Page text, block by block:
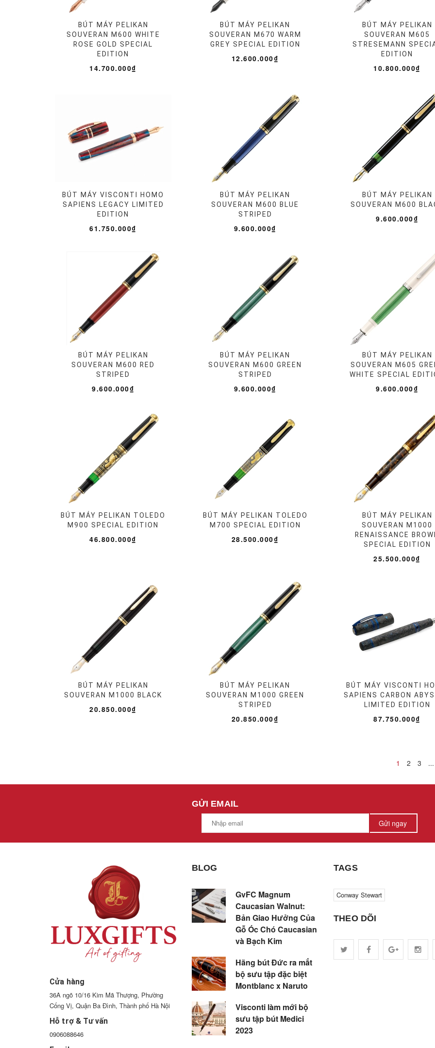
BÚT MÁY PELIKAN
SOUVERAN M600 WHITE
ROSE GOLD SPECIAL
EDITION
14.700.000₫
BÚT MÁY PELIKAN
SOUVERAN M670 WARM
GREY SPECIAL EDITION
12.600.000₫
BÚT MÁY PELIKAN
SOUVERAN M605
STRESEMANN
EDITION
10.800.000₫
BÚT MÁY VISCONTI HOMO
SAPIENS LEGACY LIMITED
EDITION
61.750.000₫
BÚT MÁY PELIKAN
SOUVERAN M600 BLUE
STRIPED
9.600.000₫
BÚT MÁY PELIKAN
SOUVERAN M600
9.600.000₫
BÚT MÁY PELIKAN
SOUVERAN M600 RED
STRIPED
9.600.000₫
BÚT MÁY PELIKAN
SOUVERAN M600 GREEN
STRIPED
9.600.000₫
BÚT MÁY PELIKAN
SOUVERAN M605
WHITE SPECIAL
9.600.000₫
BÚT MÁY PELIKAN TOLEDO
M900 SPECIAL EDITION
46.800.000₫
BÚT MÁY PELIKAN TOLEDO
M700 SPECIAL EDITION
28.500.000₫
BÚT MÁY PELIKAN
SOUVERAN M1000
RENAISSANCE
SPECIAL EDITION
25.500.000₫
BÚT MÁY PELIKAN
SOUVERAN M1000 BLACK
20.850.000₫
BÚT MÁY PELIKAN
SOUVERAN M1000 GREEN
STRIPED
20.850.000₫
BÚT MÁY VISCONTI
SAPIENS CARBON
LIMITED EDITION
87.750.000₫
1 2 3 ...
GỬI EMAIL
Gửi ngay
Cửa hàng
36A ngõ 10/16 Kim Mã Thượng, Phường
Cống Vị, Quận Ba Đình, Thành phố Hà Nội
Hỗ trợ & Tư vấn
0906088646
BLOG
GvFC Magnum
Caucasian Walnut:
Bản Giao Hưởng Của
Gỗ Óc Chó Caucasian
và Bạch Kim
Hãng bút Đức ra mắt
bộ sưu tập đặc biệt
Montblanc x Naruto
Visconti làm mới bộ
sưu tập bút Medici
2023
TAGS
Conway Stewart
THEO DÕI